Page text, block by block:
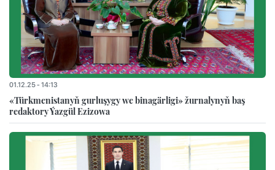
01.12.25 - 14:13
«Türkmenistanyň gurluşygy we binagärligi» žurnalynyň baş
redaktory Ýazgül Ezizowa